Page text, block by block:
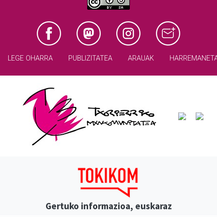
LEGE OHARRA PUBLIZITATEA ARAUAK
Gertuko informazioa, euskaraz